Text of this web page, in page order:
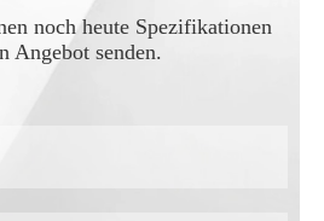
noch heute Spezifikationen
Angebot senden.